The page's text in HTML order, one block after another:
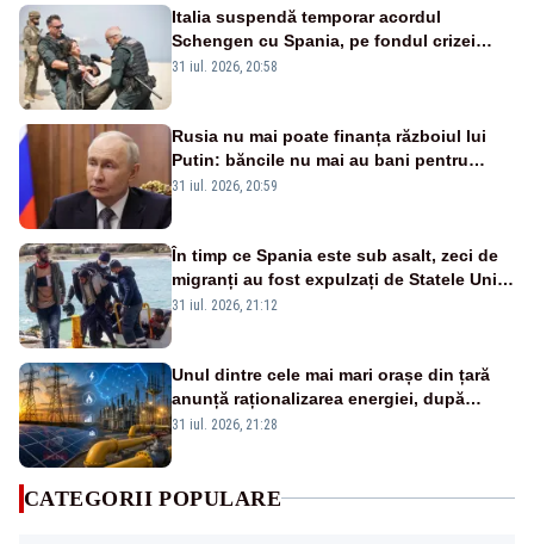
Italia suspendă temporar acordul
Schengen cu Spania, pe fondul crizei
migranților din Maroc. Anunțul, făcut de
31 iul. 2026, 20:58
Rusia nu mai poate finanța războiul lui
Putin: băncile nu mai au bani pentru
deficitul bugetar
31 iul. 2026, 20:59
În timp ce Spania este sub asalt, zeci de
migranți au fost expulzați de Statele Unite
în Africa în numai 48 de ore
31 iul. 2026, 21:12
Unul dintre cele mai mari orașe din țară
anunță raționalizarea energiei, după
intrarea în stare de alertă energetică
31 iul. 2026, 21:28
CATEGORII POPULARE